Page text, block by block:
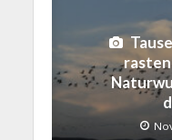
rasten